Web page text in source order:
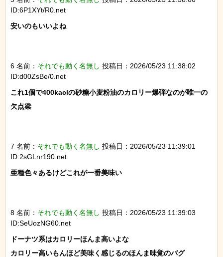
ID:6P1XYt/R0.net
安いのもいいよね
6 名前： それでも動く名無し 投稿日：2026/05/23 11:38:02
ID:d00ZsBe/0.net
これ1個で400kaclの砂糖小麦粉油のカロリー爆弾なのが唯一の
欠点梁
7 名前： それでも動く名無し 投稿日：2026/05/23 11:39:01
ID:2sGLnr190.net
亜種色々あるけどこれが一番美味い
8 名前： それでも動く名無し 投稿日：2026/05/23 11:39:03
ID:SeUozNG60.net
ドーナツ系はカロリーほんま高いよな
カロリー高いもんほど美味く感じるのほんま味覚のバグ